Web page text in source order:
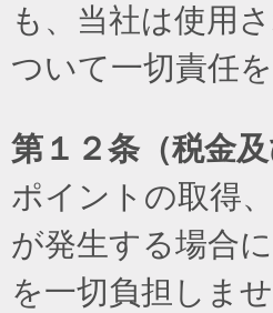
も、当社は使用
ついて一切責任
第１２条（税金及
ポイントの取得
が発生する場合
を一切負担しませ